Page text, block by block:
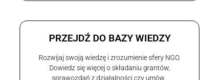
PRZEJDŹ DO BAZY WIEDZY
Rozwijaj swoją wiedzę i zrozumienie sfery NGO.
Dowiedz się więcej o składaniu grantów,
sprawozdań z działalności czy umów.